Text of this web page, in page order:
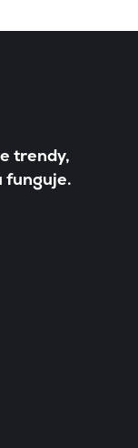
trendy,
funguje.